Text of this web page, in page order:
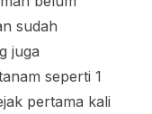
sudah
juga
seperti 1
pertama kali